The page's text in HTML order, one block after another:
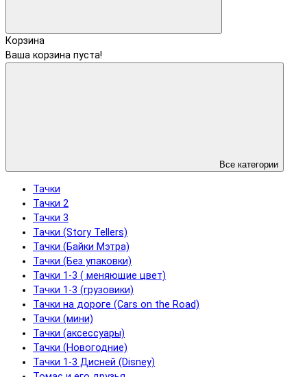
Корзина
Ваша корзина пуста!
Все категории
Тачки
Тачки 2
Тачки 3
Тачки (Story Tellers)
Тачки (Байки Мэтра)
Тачки (Без упаковки)
Тачки 1-3 ( меняющие цвет)
Тачки 1-3 (грузовики)
Тачки на дороге (Cars on the Road)
Тачки (мини)
Тачки (аксессуары)
Тачки (Новогодние)
Тачки 1-3 Дисней (Disney)